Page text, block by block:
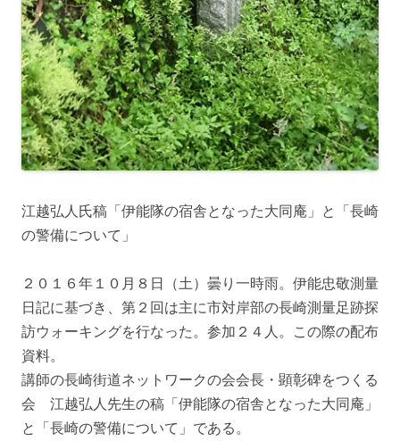
江越弘人氏稿「伊能隊の宿舎となった大同庵」と「長崎
の警備について」
２０１６年１０月８日（土）曇り一時雨。伊能忠敬測量
日記に基づき、第２回は主に市対岸部の長崎測量足跡探
訪ウォーキングを行なった。参加２４人。この際の配布
資料。
講師の長崎街道ネットワークの会会長・顕彰碑をつくる
会 江越弘人先生の稿「伊能隊の宿舎となった大同庵」
と「長崎の警備について」である。